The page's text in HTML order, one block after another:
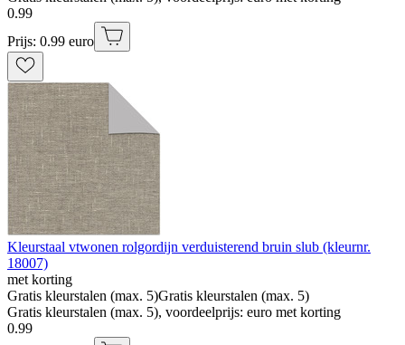
0.99
Prijs: 0.99 euro
Kleurstaal vtwonen rolgordijn verduisterend bruin slub (kleurnr.
18007)
met korting
Gratis kleurstalen (max. 5)Gratis kleurstalen (max. 5)
Gratis kleurstalen (max. 5), voordeelprijs: euro met korting
0.99